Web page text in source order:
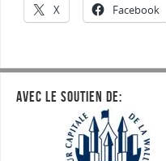
X Facebook
AVEC LE SOUTIEN DE: